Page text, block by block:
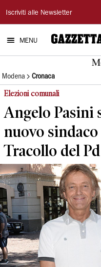
Gazzetta
di
Modena
Iscriviti alle Newsletter
MENU
Modena Cronaca
Elezioni comunali
Angelo Pasini
nuovo
Tracollo del Pd